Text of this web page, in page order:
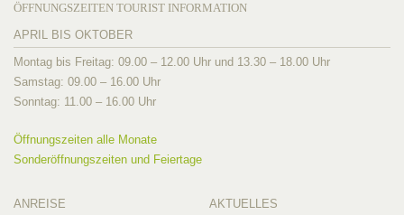
ÖFFNUNGSZEITEN TOURIST INFORMATION
APRIL BIS OKTOBER
Montag bis Freitag: 09.00 – 12.00 Uhr und 13.30 – 18.00 Uhr
Samstag: 09.00 – 16.00 Uhr
Sonntag: 11.00 – 16.00 Uhr
Öffnungszeiten alle Monate
Sonderöffnungszeiten und Feiertage
ANREISE
AKTUELLES